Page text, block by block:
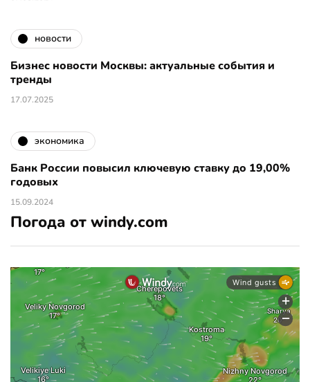
новости
Бизнес новости Москвы: актуальные события и
тренды
17.07.2025
экономика
Банк России повысил ключевую ставку до 19,00%
годовых
15.09.2024
Погода от windy.com